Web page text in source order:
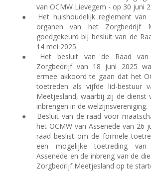
van OCMW Lievegem - op 30 juni
●
Het huishoudelijk reglement van
organen van het Zorgbedrijf
goedgekeurd bij besluit van de
14 mei 2025.
●
Het besluit van de Raad
Zorgbedrijf van 18 juni 2025
ermee akkoord te gaan dat het
toetreden als vijfde lid-bestuur
Meetjesland, waarbij zij de dienst
inbrengen in de welzijnsvereniging.
●
Besluit van de raad voor
het OCMW van Assenede van 26
raad beslist om de formele
een mogelijke toetreding
Assenede en de inbreng van de
Zorgbedrijf Meetjesland op te